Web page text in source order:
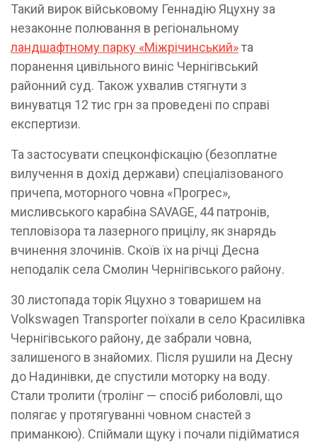
Такий вирок військовому Геннадію Яцухну за
незаконне полювання в регіональному
ландшафтному парку «Міжрічинський»та
поранення цивільного виніс Чернігівський
районний суд. Також ухвалив стягнути з
винуватця 12 тис грн за проведені по справі
експертизи.
Та застосувати спецконфіскацію (безоплатне
вилучення в дохід держави) спеціалізованого
причепа, моторного човна «Прогрес»,
мисливського карабіна SAVAGE, 44 патронів,
тепловізора та лазерного прицілу, як знарядь
вчинення злочинів. Скоїв їх на річці Десна
неподалік села Смолин Чернігівського району.
30 листопада торік Яцухно з товаришем на
Volkswagen Transporter поїхали в село Красилівка
Чернігівського району, де забрали човна,
залишеного в знайомих. Після рушили на Десну
до Надинівки, де спустили моторку на воду.
Стали тролити (тролінг — спосіб риболовлі, що
полягає у протягуванні човном снастей з
приманкою). Спіймали щуку і почали підійматися